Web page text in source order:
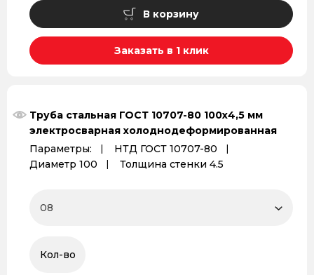
В корзину
Заказать в 1 клик
Труба стальная ГОСТ 10707-80 100х4,5 мм
электросварная холоднодеформированная
Параметры:
НТД ГОСТ 10707-80
Диаметр 100
Толщина стенки 4.5